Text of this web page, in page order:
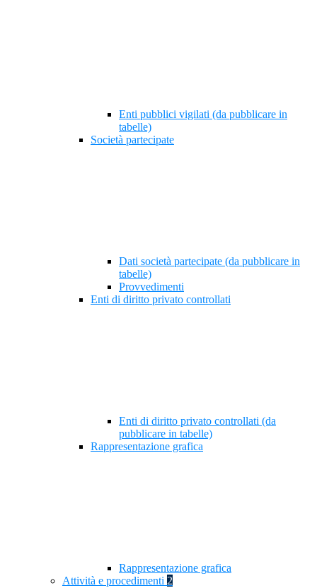
Enti pubblici vigilati (da pubblicare in
tabelle)
Società partecipate
Dati società partecipate (da pubblicare in
tabelle)
Provvedimenti
Enti di diritto privato controllati
Enti di diritto privato controllati (da
pubblicare in tabelle)
Rappresentazione grafica
Rappresentazione grafica
Attività e procedimenti 2